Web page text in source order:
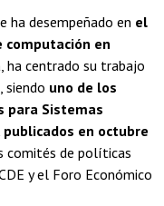
ha desempeñado en el
en
ha centrado su trabajo
siendo uno de los
para Sistemas
en octubre
comités de políticas
y el Foro Económico